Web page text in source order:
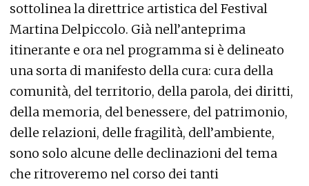
sottolinea la direttrice artistica del Festival
Martina Delpiccolo. Già nell’anteprima
itinerante e ora nel programma si è delineato
una sorta di manifesto della cura: cura della
comunità, del territorio, della parola, dei diritti,
della memoria, del benessere, del patrimonio,
delle relazioni, delle fragilità, dell’ambiente,
sono solo alcune delle declinazioni del tema
che ritroveremo nel corso dei tanti